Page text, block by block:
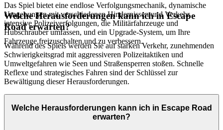
Das Spiel bietet eine endlose Verfolgungsmechanik, dynamische
Umgebungen mit verschiedenen Hindernissen und Verkehr,
intensive Polizeiverfolgungen, die Militärfahrzeuge und
Hubschrauber umfassen, und ein Upgrade-System, um Ihre
Fahrzeuge freizuschalten und zu verbessern.
Welche Herausforderungen kann ich in Escape
Road erwarten?
Während des Spiels werden Sie auf starken Verkehr, zunehmenden
Schwierigkeitsgrad mit aggressiveren Polizeitaktiken und
Umweltgefahren wie Seen und Straßensperren stoßen. Schnelle
Reflexe und strategisches Fahren sind der Schlüssel zur
Bewältigung dieser Herausforderungen.
Welche Herausforderungen kann ich in Escape Road
erwarten?